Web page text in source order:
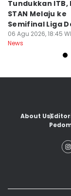
Tundukkan ITB,
STAN Melaju ke
Semifinal Liga
Times 2026
06 Agu 2026, 18:45
News
About Us